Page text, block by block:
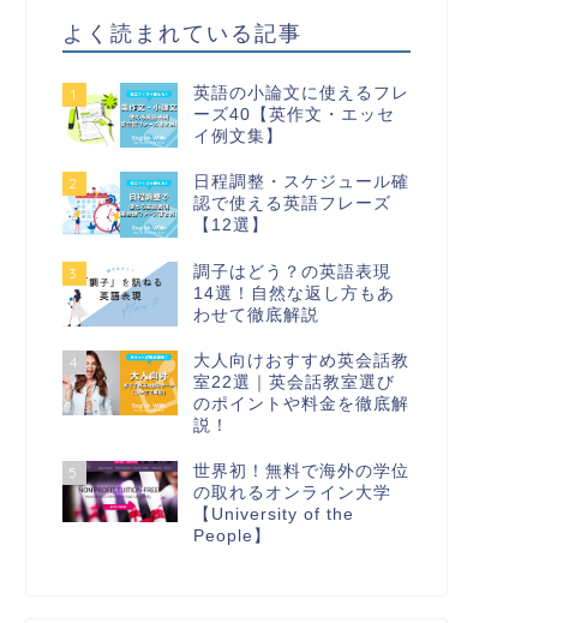
よく読まれている記事
1
英語の小論文に使えるフレ
ーズ40【英作文・エッセ
イ例文集】
2
日程調整・スケジュール確
認で使える英語フレーズ
【12選】
3
調子はどう？の英語表現
14選！自然な返し方もあ
わせて徹底解説
4
大人向けおすすめ英会話教
室22選｜英会話教室選び
のポイントや料金を徹底解
説！
5
世界初！無料で海外の学位
の取れるオンライン大学
【University of the
People】